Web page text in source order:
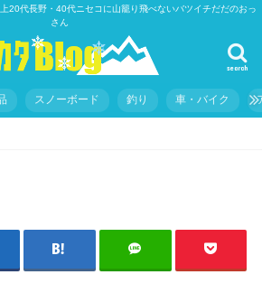
20代長野・40代ニセコに山籠り飛べないバツイチだだのおっ
さん
search
スノーボード 釣り 車・バイク